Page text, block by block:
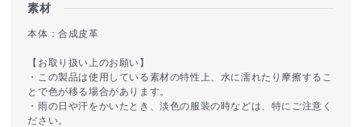
素材
本体：合成皮革
【お取り扱い上のお願い】
・この製品は使用している素材の特性上、水に濡れたり摩擦するこ
とで色が移る場合があります。
・雨の日や汗をかいたとき、淡色の服装の時などは、特にご注意く
ださい。